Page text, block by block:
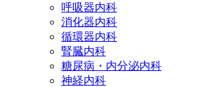
呼吸器内科
消化器内科
循環器内科
腎臓内科
糖尿病・内分泌内科
神経内科